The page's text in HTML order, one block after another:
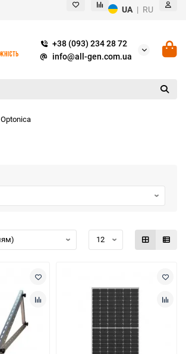
UA | RU
+38 (093) 234 28 72
info@all-gen.com.ua
Optonica